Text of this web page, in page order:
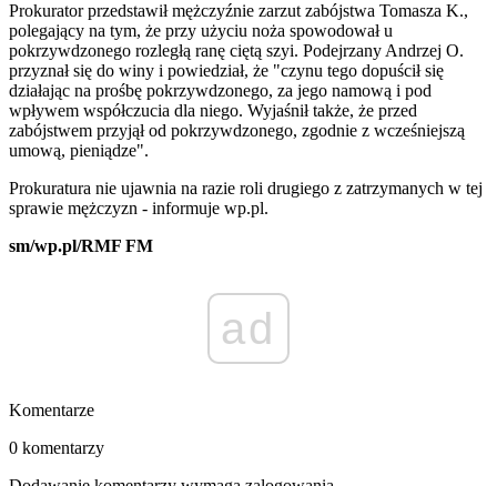
Prokurator przedstawił mężczyźnie zarzut zabójstwa Tomasza K.,
polegający na tym, że przy użyciu noża spowodował u
pokrzywdzonego rozległą ranę ciętą szyi. Podejrzany Andrzej O.
przyznał się do winy i powiedział, że "czynu tego dopuścił się
działając na prośbę pokrzywdzonego, za jego namową i pod
wpływem współczucia dla niego. Wyjaśnił także, że przed
zabójstwem przyjął od pokrzywdzonego, zgodnie z wcześniejszą
umową, pieniądze".
Prokuratura nie ujawnia na razie roli drugiego z zatrzymanych w tej
sprawie mężczyzn - informuje wp.pl.
sm/wp.pl/RMF FM
ad
Komentarze
0 komentarzy